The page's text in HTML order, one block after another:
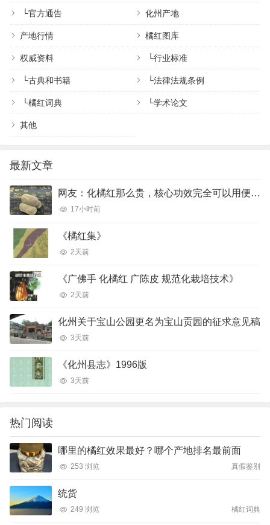
└官方通告 化州产地
产地行情 橘红图库
权威资料 └行业标准
└古典和书籍 └法律法规条例
└橘红词典 └学术论文
其他
最新文章
网友：化橘红那么贵，核心功效完全可以用便宜的橘红、陈皮完美代替吗？
17小时前
《橘红集》
2天前
《广佛手 化橘红 广陈皮 规范化栽培技术》
2天前
化州关于宝山公园更名为宝山贡园的征求意见稿
3天前
《化州县志》1996版
3天前
热门阅读
哪里的橘红效果最好？哪个产地排名最前面
253 浏览 真假鉴别
统货
249 浏览 橘红词典